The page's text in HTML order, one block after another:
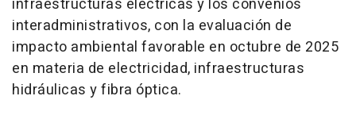
interadministrativos, con la evaluación de
impacto ambiental favorable en octubre de 2025
en materia de electricidad, infraestructuras
hidráulicas y fibra óptica.